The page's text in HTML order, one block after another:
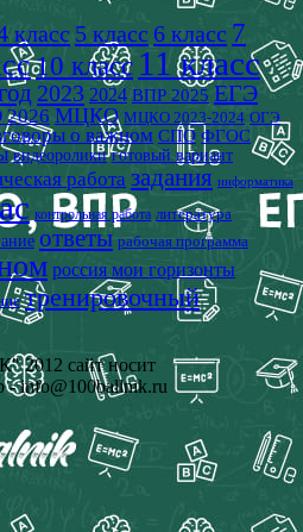
класс 5 класс 6 класс 7
10 класс 11 класс
2023 2024 ВПР 2025 ЕГЭ
2026 МЦКО МЦКО 2023-2024 ОГЭ
о важном СПО ФГОС
видеоролики готовый вариант
работа задания информатика
контрольная работа литература
ответы рабочая программа
россия мои горизонты
тренировочный
2012 сайт носит
- info@100ballnik.ru